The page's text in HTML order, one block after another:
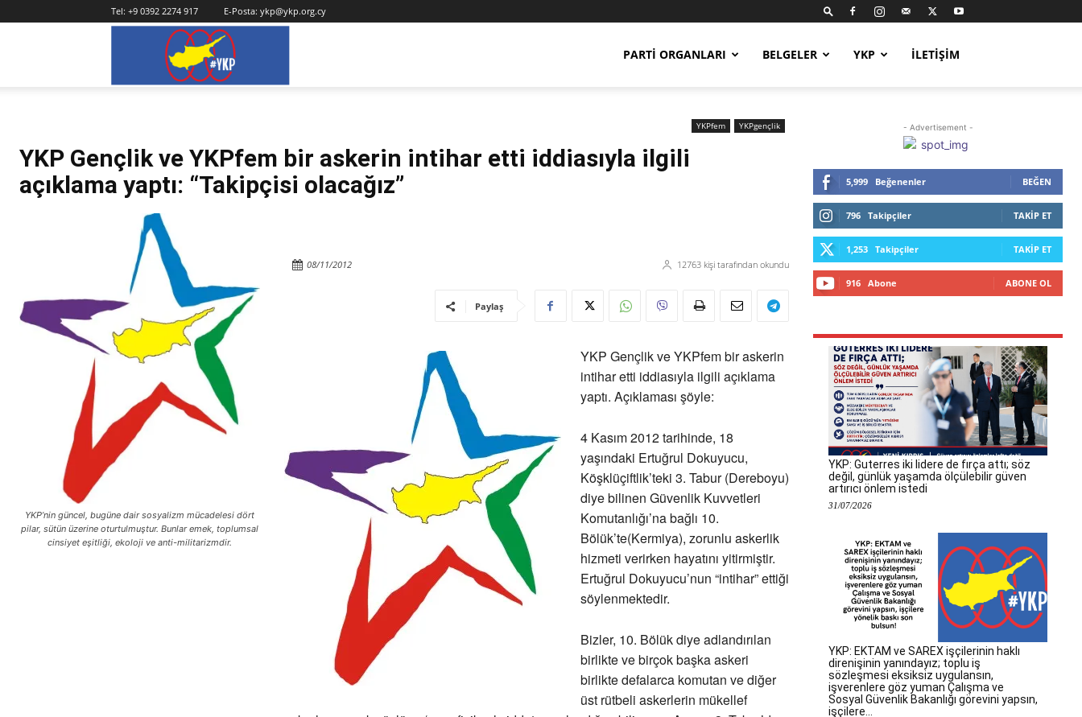
Tel: +9 0392 2274 917 E-Posta: ykp@ykp.org.cy
PARTI ORGANLARI BELGELER YKP İLETIŞIM
YKPfem YKPgençlik
YKP Gençlik ve YKPfem bir askerin intihar etti iddiasıyla ilgili
açıklama yaptı: “Takipçisi olacağız”
YKP’nin güncel, bugüne dair sosyalizm mücadelesi dört
pilar, sütün üzerine oturtulmuştur. Bunlar emek, toplumsal
cinsiyet eşitliği, ekoloji ve anti-militarizmdir.
12763kişi tarafından okundu
08/11/2012
Paylaş
YKP Gençlik ve YKPfem bir askerin
intihar etti iddiasıyla ilgili açıklama
yaptı. Açıklaması şöyle:
4 Kasım 2012 tarihinde, 18
yaşındaki Ertuğrul Dokuyucu,
Köşklüçiftlik’teki 3. Tabur (Dereboyu)
diye bilinen Güvenlik Kuvvetleri
Komutanlığı’na bağlı 10.
Bölük’te(Kermiya), zorunlu askerlik
hizmeti verirken hayatını yitirmiştir.
Ertuğrul Dokuyucu’nun “intihar” ettiği
söylenmektedir.
Bizler, 10. Bölük diye adlandırılan
birlikte ve birçok başka askeri
birlikte defalarca komutan ve diğer
üst rütbeli askerlerin mükellef
- Advertisement -
5,999 Beğenenler BEĞEN
796 Takipçiler TAKIP ET
1,253 Takipçiler TAKIP ET
916 Abone ABONE OL
YKP: Guterres iki lidere de fırça attı; söz
değil, günlük yaşamda ölçülebilir güven
artırıcı önlem istedi
31/07/2026
YKP: EKTAM ve SAREX işçilerinin haklı
direnişinin yanındayız; toplu iş
sözleşmesi eksiksiz uygulansın,
işverenlere göz yuman Çalışma ve
Sosyal Güvenlik Bakanlığı görevini yapsın,
işçilere...